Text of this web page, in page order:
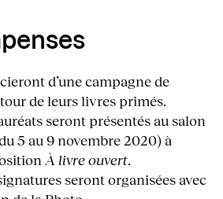
d’une campagne de
de leurs livres primés.
seront présentés au salon
5 au 9 novembre 2020) à
À livre ouvert.
seront organisées avec